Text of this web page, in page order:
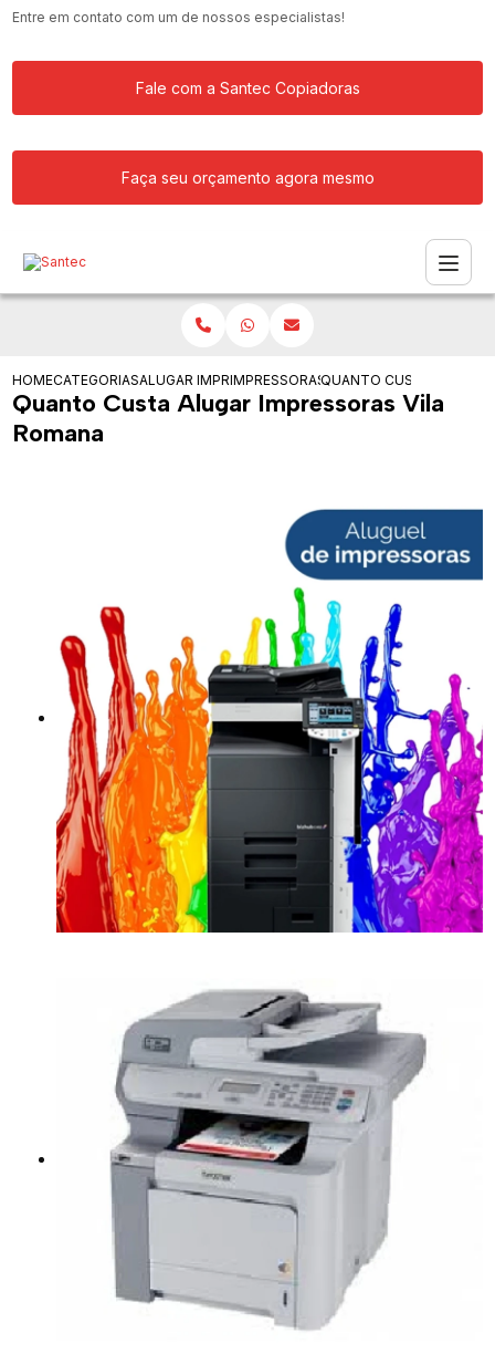
Entre em contato com um de nossos especialistas!
Fale com a Santec Copiadoras
Faça seu orçamento agora mesmo
HOMECATEGORIASALUGAR IMPRESSORAIMPRESSORAS PARA ALUGUEL
QUANTO CUSTA ALUGAR
Quanto Custa Alugar Impressoras Vila
Romana